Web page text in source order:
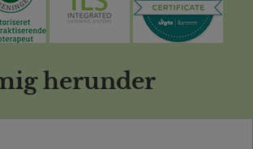
herunder